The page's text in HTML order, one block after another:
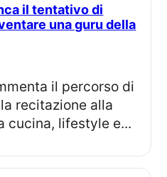
una guru della
recitazione alla
cucina, lifestyle e...